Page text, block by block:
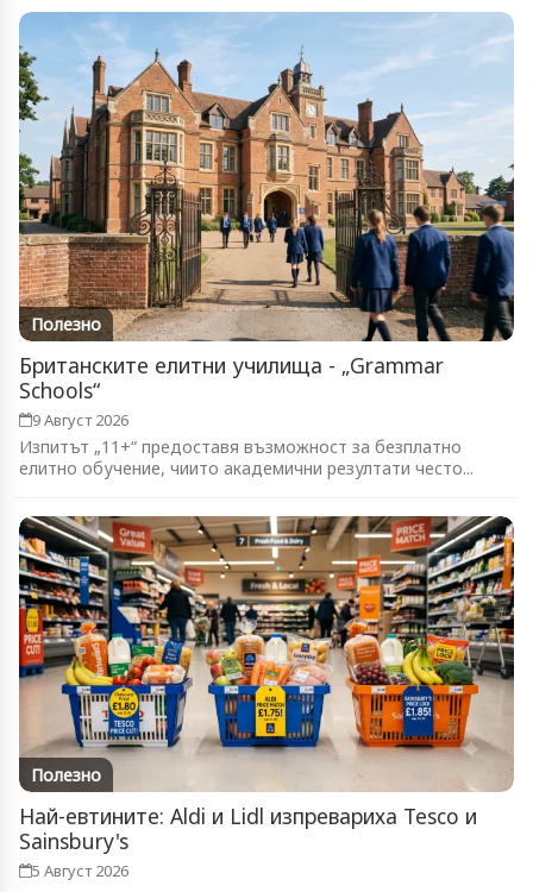
Полезно
Британските елитни училища - „Grammar
Schools“
9 Август 2026
Изпитът „11+“ предоставя възможност за безплатно
елитно обучение, чиито академични резултати често...
Полезно
Най-евтините: Aldi и Lidl изпревариха Tesco и
Sainsbury's
5 Август 2026